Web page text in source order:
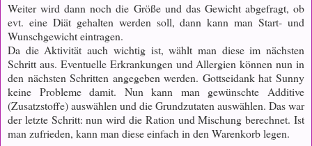
Weiter wird dann noch die Größe und das Gewicht abgefragt, ob
evt. eine Diät gehalten werden soll, dann kann man Start- und
Wunschgewicht eintragen.
Da die Aktivität auch wichtig ist, wählt man diese im nächsten
Schritt aus. Eventuelle Erkrankungen und Allergien können nun in
den nächsten Schritten angegeben werden. Gottseidank hat Sunny
keine Probleme damit. Nun kann man gewünschte Additive
(Zusatzstoffe) auswählen und die Grundzutaten auswählen. Das war
der letzte Schritt: nun wird die Ration und Mischung berechnet. Ist
man zufrieden, kann man diese einfach in den Warenkorb legen.